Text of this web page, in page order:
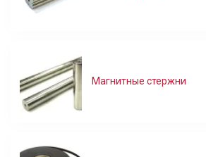
Магнитные стержни